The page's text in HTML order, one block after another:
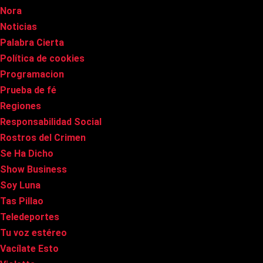
Nora
Noticias
Palabra Cierta
Política de cookies
Programacion
Prueba de fé
Regiones
Responsabilidad Social
Rostros del Crimen
Se Ha Dicho
Show Business
Soy Luna
Tas Pillao
Teledeportes
Tu voz estéreo
Vacílate Esto